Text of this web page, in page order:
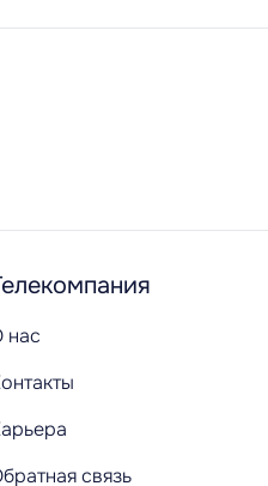
нас
связь